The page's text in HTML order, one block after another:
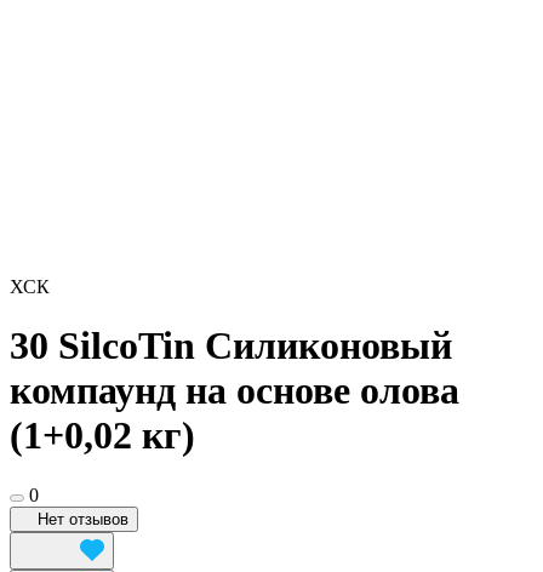
ХСК
30 SilcoTin Силиконовый
компаунд на основе олова
(1+0,02 кг)
0
Нет отзывов